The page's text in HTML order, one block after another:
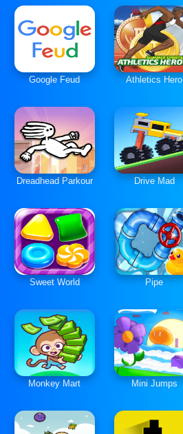
Google Feud Athletics Hero
Dreadhead Parkour Drive Mad
Sweet World Pipe
Monkey Mart Mini Jumps